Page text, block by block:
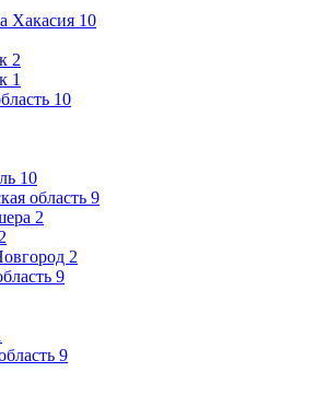
Хакасия 10
2
1
10
10
область 9
2
2
2
9
9